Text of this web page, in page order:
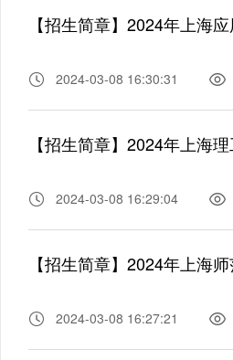
【招生简章】2024年上海
2024-03-08 16:30:31
【招生简章】2024年上海
2024-03-08 16:29:04
【招生简章】2024年上海
2024-03-08 16:27:21